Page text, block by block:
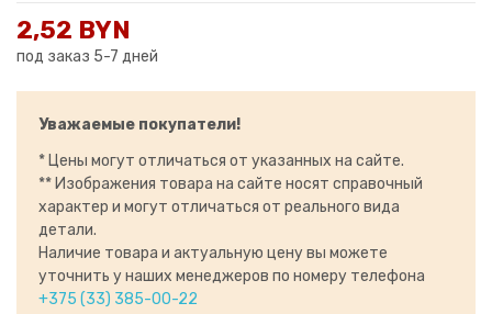
2,52 BYN
под заказ 5-7 дней
Уважаемые покупатели!
* Цены могут отличаться от указанных на сайте.
** Изображения товара на сайте носят справочный
характер и могут отличаться от реального вида
детали.
Наличие товара и актуальную цену вы можете
уточнить у наших менеджеров по номеру телефона
+375 (33) 385-00-22